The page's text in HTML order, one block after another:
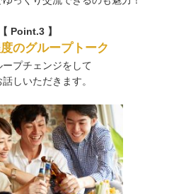
【 Point.3 】
のグループトーク
ープチェンジをして
しいただきます。